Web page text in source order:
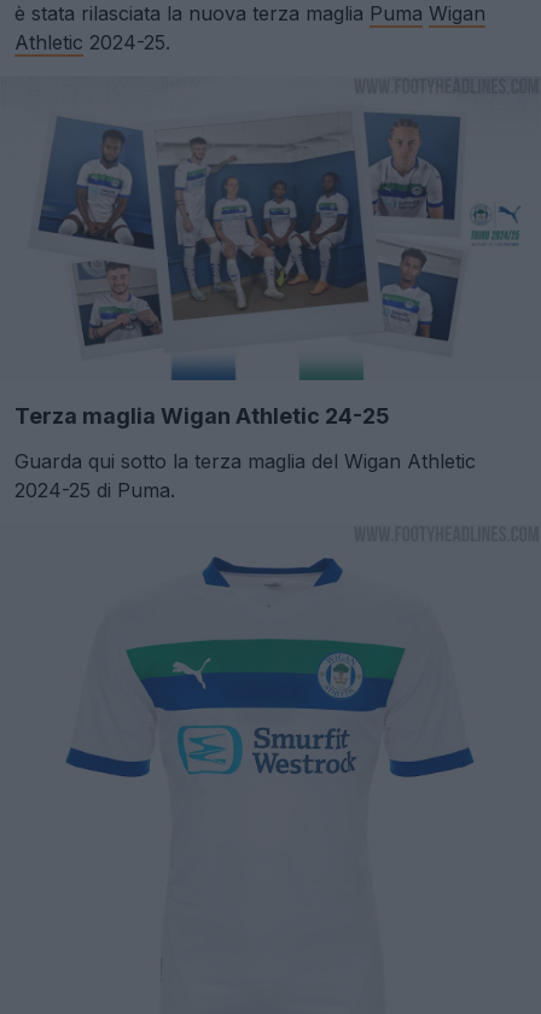
è stata rilasciata la nuova terza maglia Puma Wigan
Athletic 2024-25.
Terza maglia Wigan Athletic 24-25
Guarda qui sotto la terza maglia del Wigan Athletic
2024-25 di Puma.